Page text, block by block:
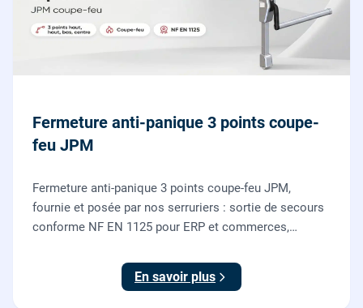
Fermeture anti-panique 3 points coupe-
feu JPM
Fermeture anti-panique 3 points coupe-feu JPM,
fournie et posée par nos serruriers : sortie de secours
conforme NF EN 1125 pour ERP et commerces,
En savoir plus